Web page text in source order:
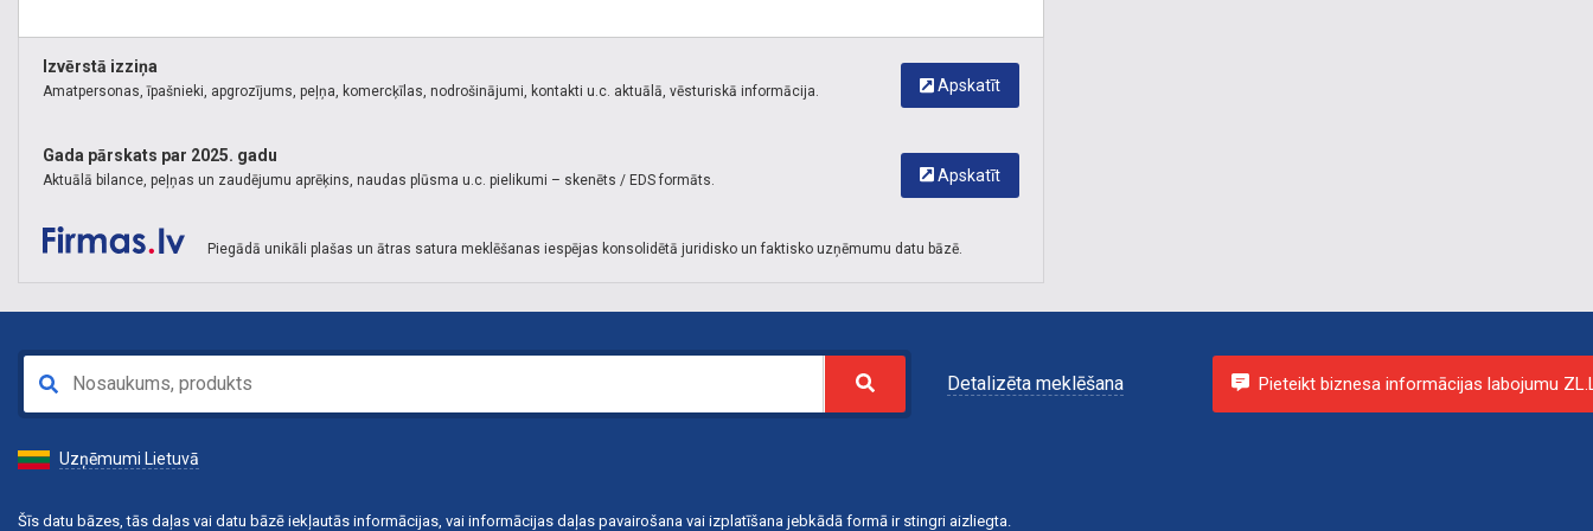
Apskatīt
Izvērstā izziņa
Amatpersonas, īpašnieki, apgrozījums, peļņa, komercķīlas, nodrošinājumi, kontakti u.c. aktuālā, vēsturiskā informācija.
Apskatīt
Gada pārskats par 2025. gadu
Aktuālā bilance, peļņas un zaudējumu aprēķins, naudas plūsma u.c. pielikumi – skenēts / EDS formāts.
Piegādā unikāli plašas un ātras satura meklēšanas iespējas konsolidētā juridisko un faktisko uzņēmumu datu bāzē.
Detalizēta meklēšana Pieteikt biznesa informācijas labojumu
Uzņēmumi Lietuvā
Šīs datu bāzes, tās daļas vai datu bāzē iekļautās informācijas, vai informācijas daļas pavairošana vai izplatīšana jebkādā formā ir stingri aizliegta.